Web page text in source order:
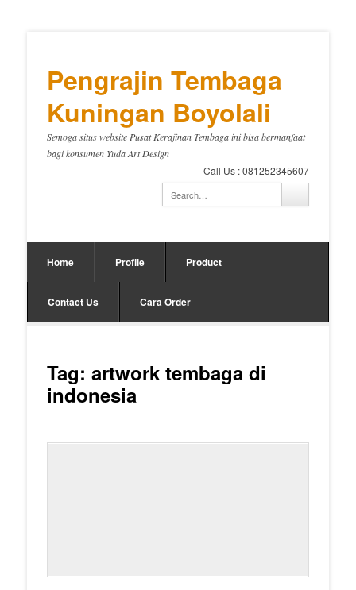
Pengrajin Tembaga
Kuningan Boyolali
Semoga situs website Pusat Kerajinan Tembaga ini bisa bermanfaat
bagi konsumen Yuda Art Design
Call Us : 081252345607
Home Profile Product
Contact Us Cara Order
Tag: artwork tembaga di
indonesia